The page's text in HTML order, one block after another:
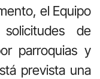
el Equipo
de
parroquias y
prevista una